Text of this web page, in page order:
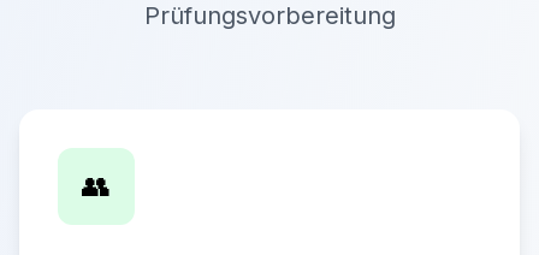
Prüfungsvorbereitung
👥